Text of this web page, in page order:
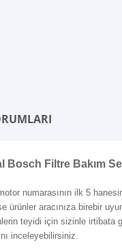
Bosch Filtre Bakım
numarasının ilk 5
ürünler aracınıza birebir
teyidi için sizinle irtibata
inceleyebilirsiniz.